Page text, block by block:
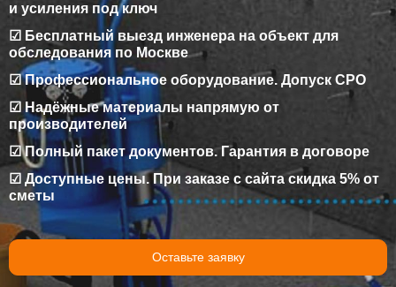
и усиления под ключ
☑ Бесплатный выезд инженера на объект для
обследования по Москве
☑ Профессиональное оборудование. Допуск СРО
☑ Надёжные материалы напрямую от
производителей
☑ Полный пакет документов. Гарантия в договоре
☑ Доступные цены. При заказе с сайта скидка 5% от
сметы
Оставьте заявку